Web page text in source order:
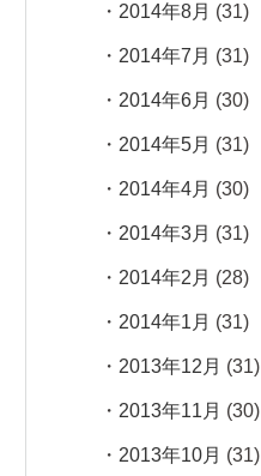
2014年8月 (31)
2014年7月 (31)
2014年6月 (30)
2014年5月 (31)
2014年4月 (30)
2014年3月 (31)
2014年2月 (28)
2014年1月 (31)
2013年12月 (31)
2013年11月 (30)
2013年10月 (31)